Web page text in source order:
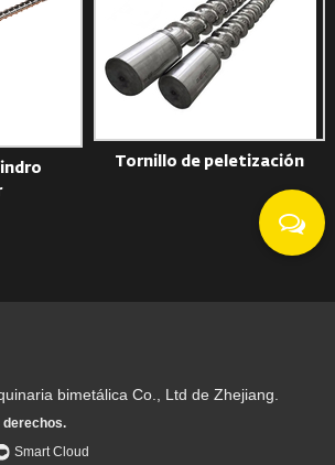
Tornillo de peletización
bimetálica Co., Ltd de Zhejiang.
derechos.
Smart Cloud